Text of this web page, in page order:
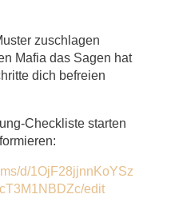
zuschlagen
Mafia das Sagen hat
dich befreien
Checkliste starten
d/1OjF28jjnnKoYSz
edit